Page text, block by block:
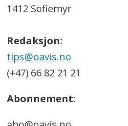
1412 Sofiemyr
Redaksjon:
tips@oavis.no
(+47) 66 82 21 21
Abonnement: